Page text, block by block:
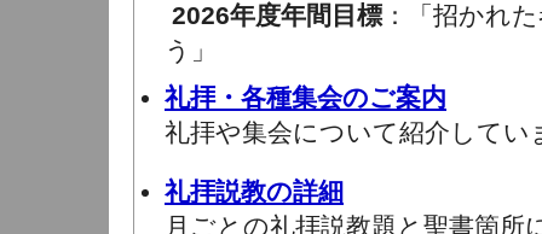
2026年度年間目標 ：「招かれ
う」
礼拝・各種集会のご案内
礼拝や集会について紹介してい
礼拝説教の詳細
月ごとの礼拝説教題と聖書箇所